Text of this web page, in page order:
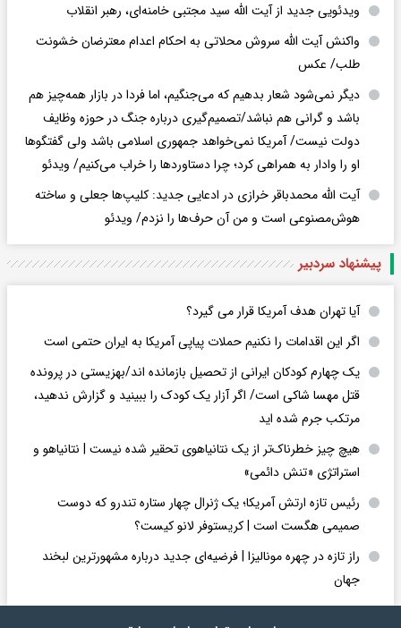
ویدئویی جدید از آیت الله سید مجتبی خامنه‌ای، رهبر انقلاب
واکنش آیت الله سروش محلاتی به احکام اعدام معترضان خشونت
طلب/ عکس
دیگر نمی‌شود شعار بدهیم که می‌جنگیم، اما فردا در بازار همه‌چیز هم
باشد و گرانی هم نباشد/تصمیم‌گیری درباره جنگ در حوزه وظایف
دولت نیست/ آمریکا نمی‌خواهد جمهوری اسلامی باشد ولی گفتگوها
او را وادار به همراهی کرد؛ چرا دستاوردها را خراب می‌کنیم/ ویدئو
آیت الله محمدباقر خرازی در ادعایی جدید: کلیپ‌ها جعلی و ساخته
هوش‌مصنوعی است و من آن حرف‌ها را نزدم/ ویدئو
پیشنهاد سردبیر
آیا تهران هدف آمریکا قرار می گیرد؟
اگر این اقدامات را نکنیم حملات پیاپی آمریکا به ایران حتمی است
یک چهارم کودکان ایرانی از تحصیل بازمانده اند/بهزیستی در پرونده
قتل مهسا شاکی است/ اگر آزار یک کودک را ببینید و گزارش ندهید،
مرتکب جرم شده اید
هیچ چیز خطرناک‌تر از یک نتانیاهوی تحقیر شده نیست | نتانیاهو و
استراتژی «تنش دائمی»
رئیس تازه ارتش آمریکا؛ یک ژنرال چهار ستاره تندرو که دوست
صمیمی هگست است | کریستوفر لانو کیست؟
راز تازه در چهره مونالیزا | فرضیه‌ای جدید درباره مشهورترین لبخند
جهان